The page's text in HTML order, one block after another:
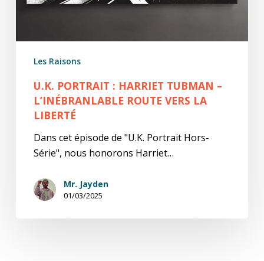
L’Inébranlable
vers
Liberté
Les Raisons
U.K. PORTRAIT : HARRIET TUBMAN –
L’INÉBRANLABLE ROUTE VERS LA
LIBERTÉ
Dans cet épisode de "U.K. Portrait Hors-
Série", nous honorons Harriet…
Mr. Jayden
01/03/2025